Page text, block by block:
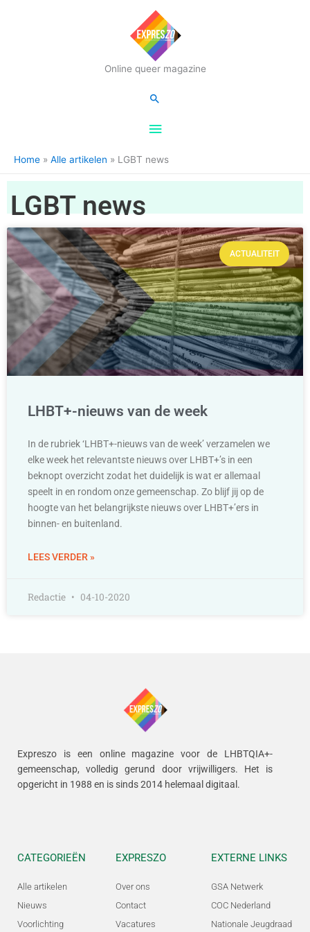
Online queer magazine
Hoofdmenu
Zoeken
Home Alle artikelen LGBT news
LGBT news
ACTUALITEIT
LHBT+-nieuws van de week
In de rubriek ‘LHBT+-nieuws van de week’ verzamelen we
elke week het relevantste nieuws over LHBT+’s in een
beknopt overzicht zodat het duidelijk is wat er allemaal
speelt in en rondom onze gemeenschap. Zo blijf jij op de
hoogte van het belangrijkste nieuws over LHBT+’ers in
binnen- en buitenland.
LEES VERDER »
Redactie 04-10-2020
Expreszo is een online magazine voor de LHBTQIA+-
gemeenschap, volledig gerund door vrijwilligers. Het is
opgericht in 1988 en is sinds 2014 helemaal digitaal.
CATEGORIEËN
Alle artikelen
Nieuws
Voorlichting
EXPRESZO
Over ons
Contact
Vacatures
EXTERNE LINKS
GSA Netwerk
COC Nederland
Nationale Jeugdraad